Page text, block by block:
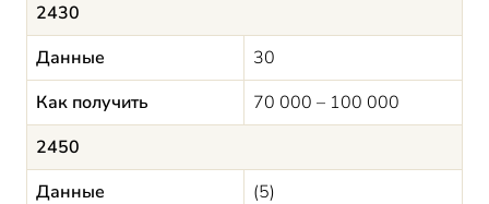
2430
Данные
30
Как получить
70 000 – 100 000
2450
Данные
(5)